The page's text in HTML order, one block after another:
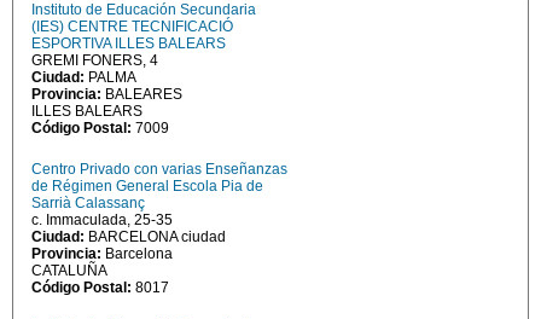
Instituto de Educación Secundaria
(IES) CENTRE TECNIFICACIÓ
ESPORTIVA ILLES BALEARS
GREMI FONERS, 4
Ciudad: PALMA
Provincia: BALEARES
ILLES BALEARS
Código Postal: 7009
Centro Privado con varias Enseñanzas
de Régimen General Escola Pia de
Sarrià Calassanç
c. Immaculada, 25-35
Ciudad: BARCELONA ciudad
Provincia: Barcelona
CATALUÑA
Código Postal: 8017